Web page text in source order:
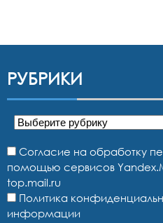
РУБРИКИ
Рубрики
Согласие на обработку
помощью сервисов
top.mail.ru
Политика
информации